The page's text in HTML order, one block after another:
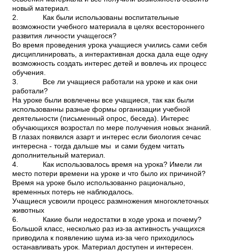
новый материал.
2. Как были использованы воспитательные
возможности учебного материала в целях всестороннего
развития личности учащегося?
Во время проведения урока учащиеся учились сами себя
дисциплинировать, а интерактивная доска дала еще одну
возможность создать интерес детей и вовлечь их процесс
обучения.
3. Все ли учащиеся работали на уроке и как они
работали?
На уроке были вовлечены все учащиеся, так как были
использованны разные формы организации учебной
деятельности (письменный опрос, беседа). Интерес
обучающихся возростал по мере получения новых знаний.
В глазах появился азарт и интерес если биология сечас
интересна - тогда дальше мы и сами будем читать
дополнительный материал.
4. Как использовалось время на урока? Имели ли
место потери времени на уроке и что было их причиной?
Время на уроке было использованно рационально,
временных потерь не наблюдалось.
Учащиеся усвоили процесс размножения многоклеточных
животных
6. Какие были недостатки в ходе урока и почему?
Большой класс, несколько раз из-за активность учащихся
приводила к появлению шума из-за чего приходилось
останавливать урок. Материал доступен и интересен.